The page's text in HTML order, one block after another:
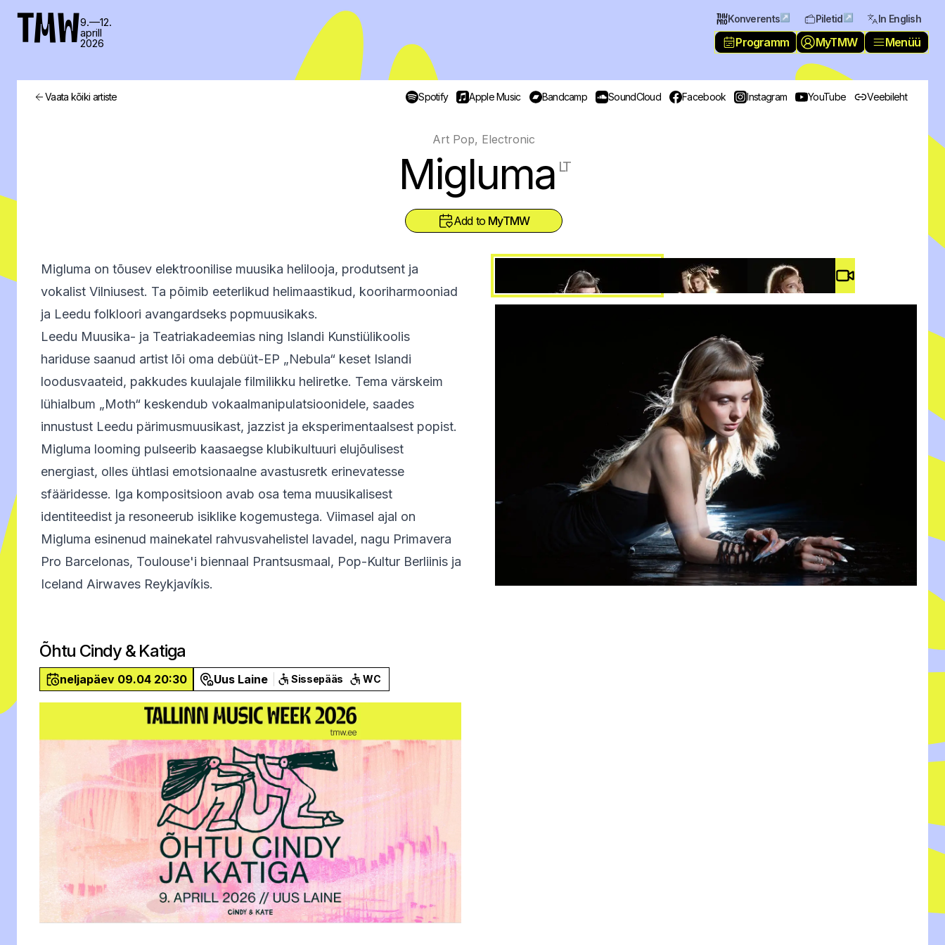
TMW9.—12.
aprill
2026
Konverents ↗ Piletid ↗ In English
Programm MyTMW Menüü
Vaata kõiki artiste Spotify Apple Music Bandcamp SoundCloud Facebook Instagram YouTube Veebileht
Art Pop, Electronic
Migluma LT
Add to MyTMW
Migluma on tõusev elektroonilise muusika helilooja, produtsent ja
vokalist Vilniusest. Ta põimib eeterlikud helimaastikud, kooriharmooniad
ja Leedu folkloori avangardseks popmuusikaks.
Leedu Muusika- ja Teatriakadeemias ning Islandi Kunstiülikoolis
hariduse saanud artist lõi oma debüüt-EP „Nebula“ keset Islandi
loodusvaateid, pakkudes kuulajale filmilikku heliretke. Tema värskeim
lühialbum „Moth“ keskendub vokaalmanipulatsioonidele, saades
innustust Leedu pärimusmuusikast, jazzist ja eksperimentaalsest popist.
Migluma looming pulseerib kaasaegse klubikultuuri elujõulisest
energiast, olles ühtlasi emotsionaalne avastusretk erinevatesse
sfääridesse. Iga kompositsioon avab osa tema muusikalisest
identiteedist ja resoneerub isiklike kogemustega. Viimasel ajal on
Migluma esinenud mainekatel rahvusvahelistel lavadel, nagu Primavera
Pro Barcelonas, Toulouse'i biennaal Prantsusmaal, Pop-Kultur Berliinis ja
Iceland Airwaves Reykjavíkis.
Õhtu Cindy & Katiga
neljapäev 09.04 20:30 Uus Laine Sissepääs WC
Video #